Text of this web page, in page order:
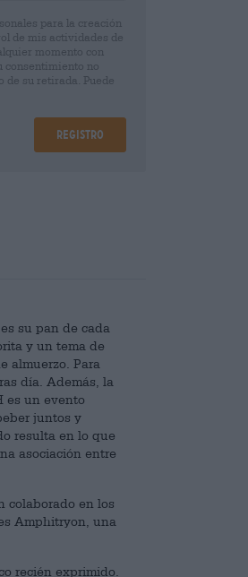
para la creación
de mis actividades de
momento con
consentimiento no
de su retirada. Puede
Registro
su pan de cada
y un tema de
almuerzo. Para
día. Además, la
es un evento
juntos y
resulta en lo que
asociación entre
colaborado en los
Amphitryon, una
recién exprimido.